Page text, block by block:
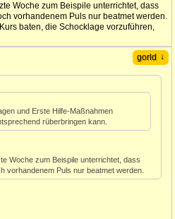
Woche zum Beispile unterrichtet, dass
vorhandenem Puls nur beatmet werden.
baten, die Schocklage vorzuführen,
gorld ↓
und Erste Hilfe-Maßnahmen
rüberbringen kann.
Woche zum Beispile unterrichtet, dass
vorhandenem Puls nur beatmet werden.